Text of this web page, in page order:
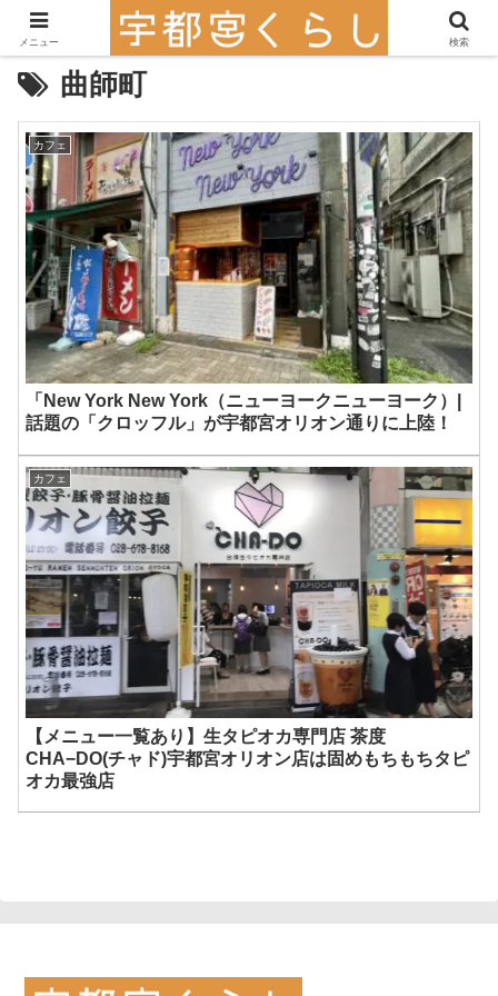
曲師町
カフェ
「New York New York（ニューヨークニューヨーク）|
話題の「クロッフル」が宇都宮オリオン通りに上陸！
カフェ
【メニュー一覧あり】生タピオカ専門店 茶度
CHA−DO(チャド)宇都宮オリオン店は固めもちもちタピ
オカ最強店
メニュー 検索